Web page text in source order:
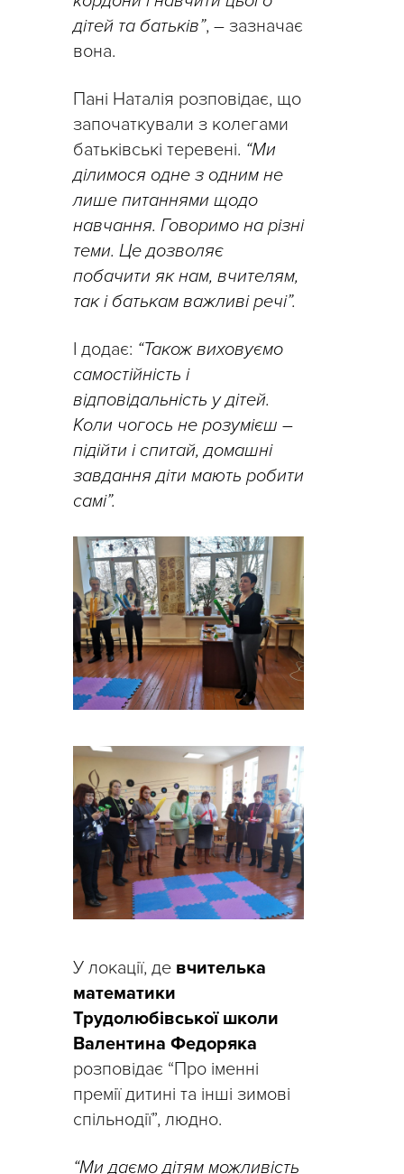
дітей та батьків”, – зазначає
вона.
Пані Наталія розповідає, що
започаткували з колегами
батьківські теревені. “Ми
ділимося одне з одним не
лише питаннями щодо
навчання. Говоримо на різні
теми. Це дозволяє
побачити як нам, вчителям,
так і батькам важливі речі”.
І додає: “Також виховуємо
самостійність і
відповідальність у дітей.
Коли чогось не розумієш –
підійти і спитай, домашні
завдання діти мають робити
самі”.
У локації, де вчителька
математики
Трудолюбівської школи
Валентина Федоряка
розповідає “Про іменні
премії дитині та інші зимові
спільнодії”, людно.
“Ми даємо дітям можливість